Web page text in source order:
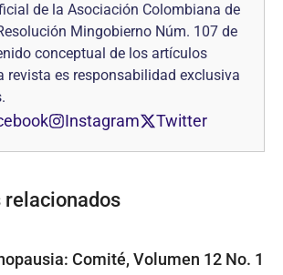
de la Asociación Colombiana de
Mingobierno Núm. 107 de
conceptual de los artículos
revista es responsabilidad exclusiva
Instagram Twitter
relacionados
Comité, Volumen 12 No. 1